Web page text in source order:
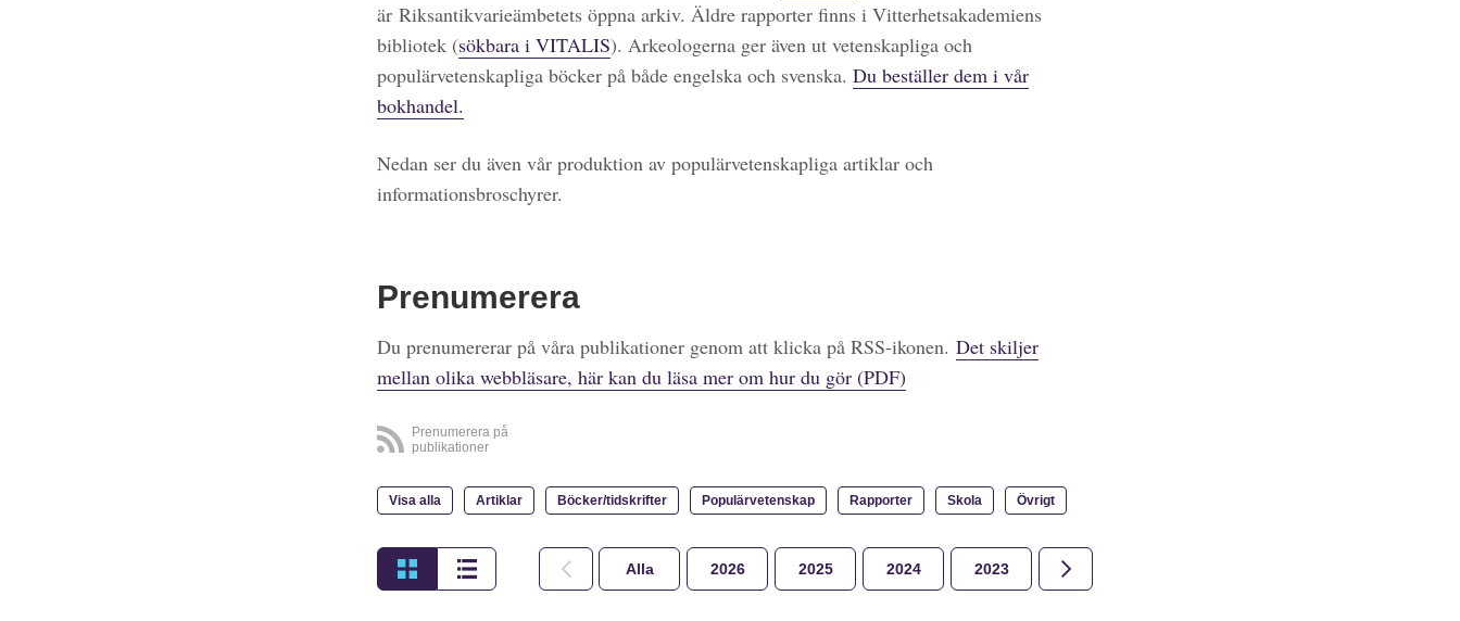
är Riksantikvarieämbetets öppna arkiv. Äldre rapporter finns i Vitterhetsakademiens
bibliotek (sökbara i VITALIS). Arkeologerna ger även ut vetenskapliga och
populärvetenskapliga böcker på både engelska och svenska. Du beställer dem i vår
bokhandel.
Nedan ser du även vår produktion av populärvetenskapliga artiklar och
informationsbroschyrer.
Prenumerera
Du prenumererar på våra publikationer genom att klicka på RSS-ikonen. Det skiljer
mellan olika webbläsare, här kan du läsa mer om hur du gör (PDF)
Prenumerera på
publikationer
Visa alla Artiklar Böcker/tidskrifter Populärvetenskap Rapporter Skola Övrigt
Alla 2026 2025 2024 2023 2022